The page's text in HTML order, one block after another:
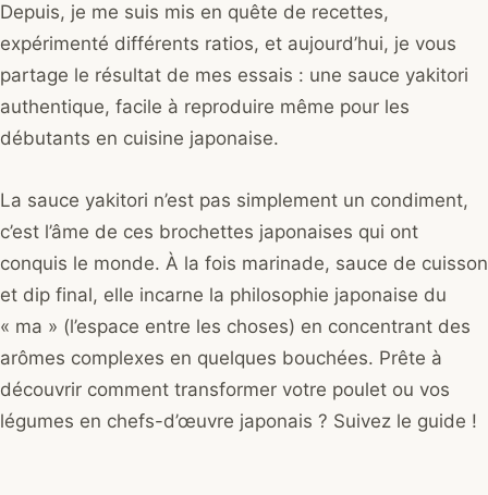
Depuis, je me suis mis en quête de recettes,
expérimenté différents ratios, et aujourd’hui, je vous
partage le résultat de mes essais : une sauce yakitori
authentique, facile à reproduire même pour les
débutants en cuisine japonaise.
La sauce yakitori n’est pas simplement un condiment,
c’est l’âme de ces brochettes japonaises qui ont
conquis le monde. À la fois marinade, sauce de cuisson
et dip final, elle incarne la philosophie japonaise du
« ma » (l’espace entre les choses) en concentrant des
arômes complexes en quelques bouchées. Prête à
découvrir comment transformer votre poulet ou vos
légumes en chefs-d’œuvre japonais ? Suivez le guide !